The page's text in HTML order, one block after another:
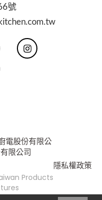
號
電股份有限公
限公司
Products
For Reader
隱私權政策